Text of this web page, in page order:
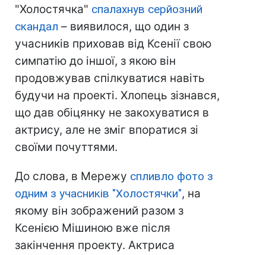
"Холостячка" спалахнув серйозний
скандал – виявилося, що один з
учасників приховав від Ксенії свою
симпатію до іншої, з якою він
продовжував спілкуватися навіть
будучи на проекті. Хлопець зізнався,
що дав обіцянку не закохуватися в
актрису, але не зміг впоратися зі
своїми почуттями.
До слова, в Мережу спливло фото з
одним з учасників "Холостячки", на
якому він зображений разом з
Ксенією Мішиною вже після
закінчення проекту. Актриса